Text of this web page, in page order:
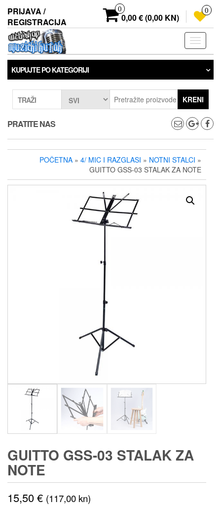
sadržaj
PRIJAVA /
REGISTRACIJA
0
0,00 € (0,00 KN)
0
KUPUJTE PO KATEGORIJI
TRAŽI KRENI
PRATITE NAS
POČETNA » 4/ MIC I RAZGLASI » NOTNI STALCI »
GUITTO GSS-03 STALAK ZA NOTE
GUITTO GSS-03 STALAK ZA
NOTE
15,50€ (117,00 kn)